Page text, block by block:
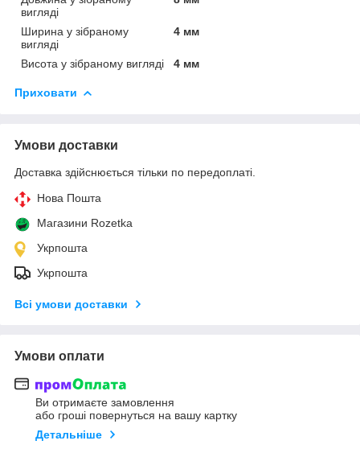
вигляді
Ширина у зібраному
вигляді
4 мм
Висота у зібраному вигляді 4 мм
Приховати
Умови доставки
Доставка здійснюється тільки по передоплаті.
Нова Пошта
Магазини Rozetka
Укрпошта
Укрпошта
Всі умови доставки
Умови оплати
Ви отримаєте замовлення
або гроші повернуться на вашу картку
Детальніше